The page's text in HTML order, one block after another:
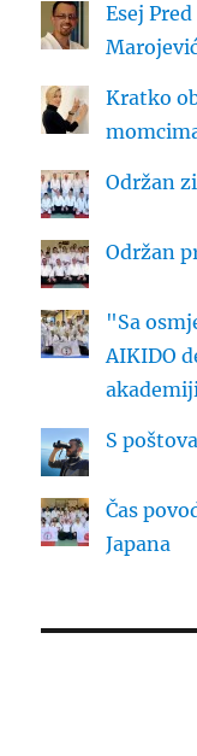
Esej
Kratko
Održan
Održan
"Sa
AIKIDO
S
Čas
Japana